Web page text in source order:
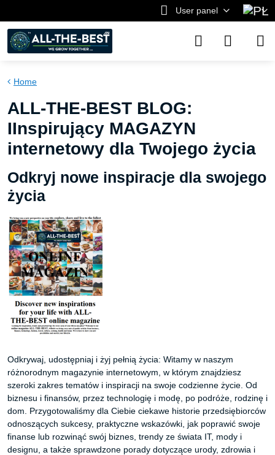
User panel
Home
ALL-THE-BEST BLOG:
IInspirujący MAGAZYN
internetowy dla Twojego życia
Odkryj nowe inspiracje dla swojego
życia
Odkrywaj, udostępniaj i żyj pełnią życia: Witamy w naszym
różnorodnym magazynie internetowym, w którym znajdziesz
szeroki zakres tematów i inspiracji na swoje codzienne życie. Od
biznesu i finansów, przez technologię i modę, po podróże, rodzinę i
dom. Przygotowaliśmy dla Ciebie ciekawe historie przedsiębiorców
odnoszących sukcesy, praktyczne wskazówki, jak poprawić swoje
finanse lub rozwinąć swój biznes, trendy ze świata IT, mody i
designu, a także sprawdzone porady dotyczące urody, zdrowia i